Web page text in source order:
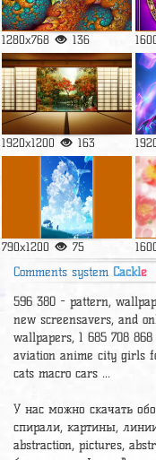
1280x768 136
1920x1200 163
790x1200 75
Comments system Cackle
596 380 - pattern,
new screensavers, and
wallpapers, 1 685 708
aviation anime city girls
cats macro cars ...
У нас можно скачать
спирали, картины,
abstraction, pictures,